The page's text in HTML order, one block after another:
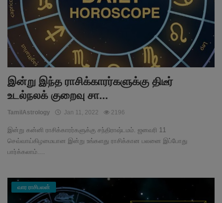
இன்று இந்த ராசிக்காரர்களுக்கு திடீர்
உடல்நலக் குறைவு சா...
TamilAstrology Jan 11, 2022 2196
இன்று கன்னி ராசிக்காரர்களுக்கு சந்திராஷ்டமம். ஜனவரி 11
செவ்வாய்கிழமையான இன்று உங்களது ராசிக்கான பலனை இப்போது
பார்க்கலாம்....
வார ராசிபலன்